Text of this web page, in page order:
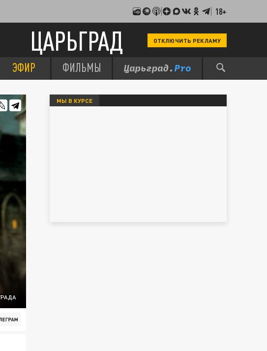
18+
ЦАРЬГРАД ОТКЛЮЧИТЬ РЕКЛАМУ
ЭФИР ФИЛЬМЫ
МЫ В КУРСЕ